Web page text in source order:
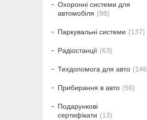
Охоронні системи для
автомобіля
98
Паркувальні системи 137
Радіостанції 63
Техдопомога для авто 146
Прибирання в авто 56
Подарункові
сертифікати
13